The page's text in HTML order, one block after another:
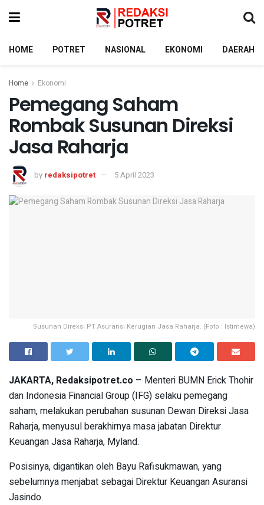
HOME POTRET NASIONAL EKONOMI DAERAH
Home Ekonomi
Pemegang Saham
Rombak Susunan Direksi
Jasa Raharja
by redaksipotret 5 April 2023
Susunan Direksi PT Asuransi Kerugian Jasa Raharja. (Foto : Istimewa)
JAKARTA, Redaksipotret.co – Menteri BUMN Erick Thohir
dan Indonesia Financial Group (IFG) selaku pemegang
saham, melakukan perubahan susunan Dewan Direksi Jasa
Raharja, menyusul berakhirnya masa jabatan Direktur
Keuangan Jasa Raharja, Myland.
Posisinya, digantikan oleh Bayu Rafisukmawan, yang
sebelumnya menjabat sebagai Direktur Keuangan Asuransi
Jasindo.